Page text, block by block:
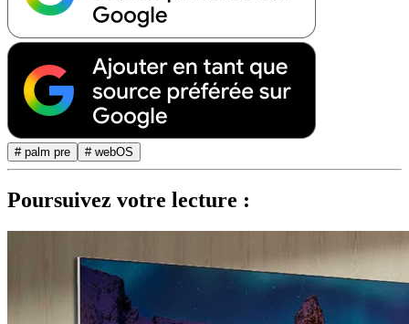
# palm pre # webOS
Poursuivez votre lecture :